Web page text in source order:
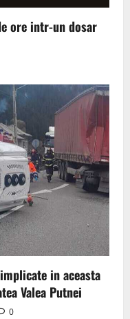
ore intr-un dosar
in aceasta
Valea Putnei
0